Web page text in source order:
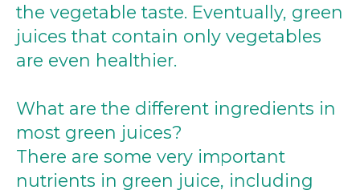
the vegetable taste. Eventually, green
juices that contain only vegetables
are even healthier.
What are the different ingredients in
most green juices?
There are some very important
nutrients in green juice, including